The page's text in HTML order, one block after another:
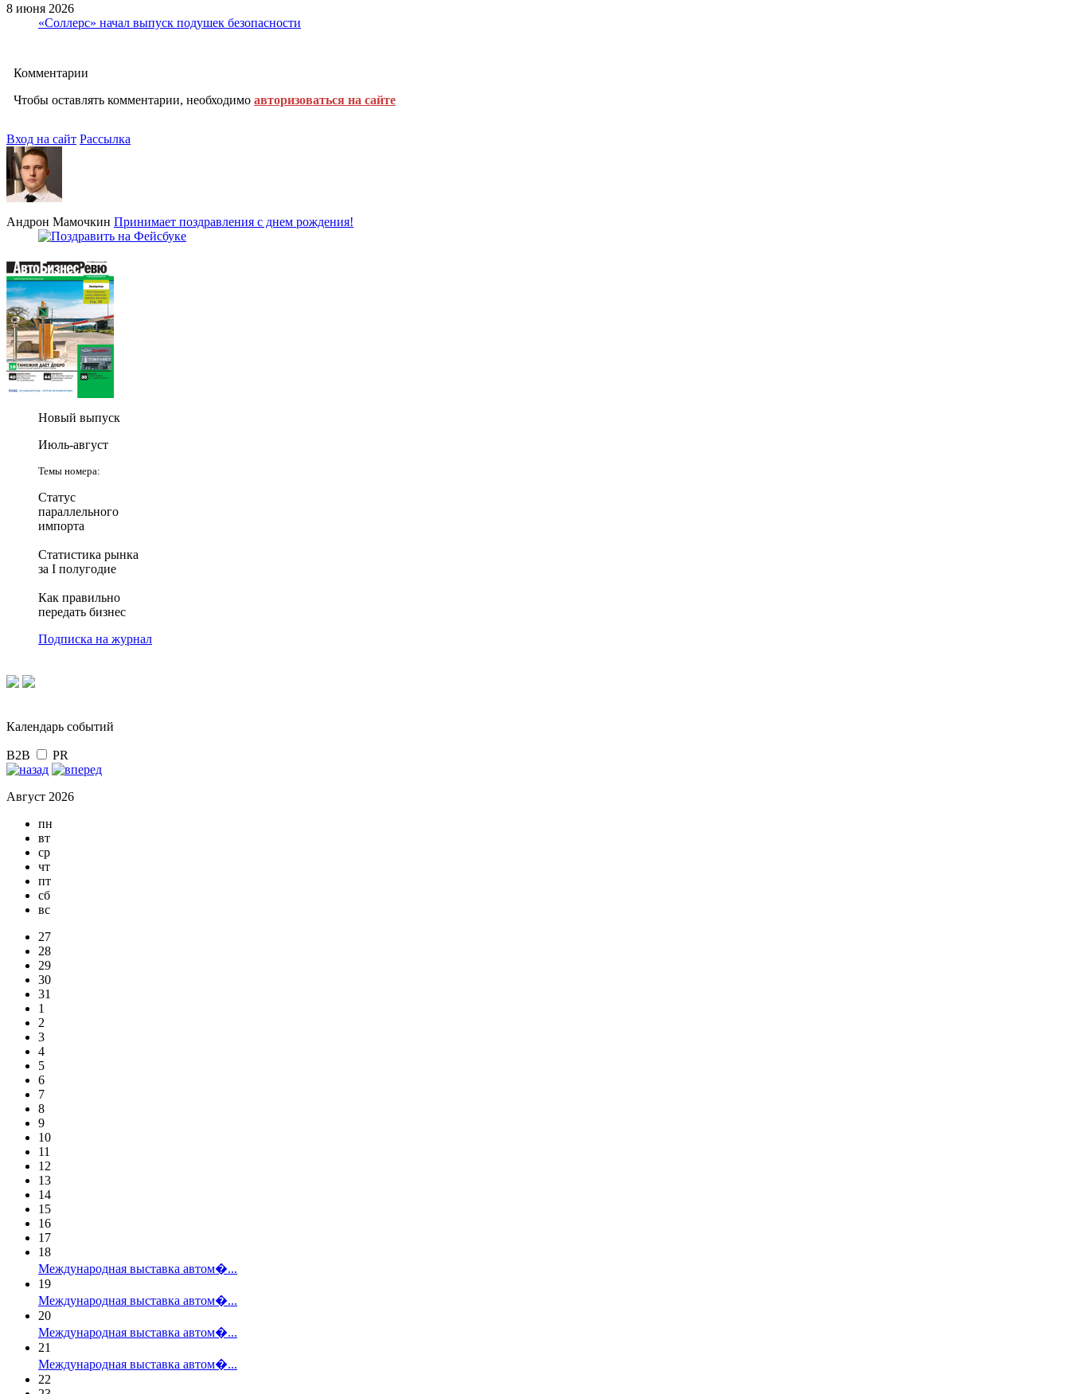
8 июня 2026
«Соллерс» начал выпуск подушек безопасности
Комментарии
Чтобы оставлять комментарии, необходимо авторизоваться на сайте
Вход на сайт Рассылка
Андрон Мамочкин Принимает поздравления с днем рождения!
Новый выпуск
Июль-август
Темы номера:
Статус
параллельного
импорта
Статистика рынка
за I полугодие
Как правильно
передать бизнес
Подписка на журнал
Календарь событий
B2B PR
Август 2026
пн
вт
ср
чт
пт
сб
вс
27
28
29
30
31
1
2
3
4
5
6
7
8
9
10
11
12
13
14
15
16
17
18
Международная выставка автом�...
19
Международная выставка автом�...
20
Международная выставка автом�...
21
Международная выставка автом�...
22